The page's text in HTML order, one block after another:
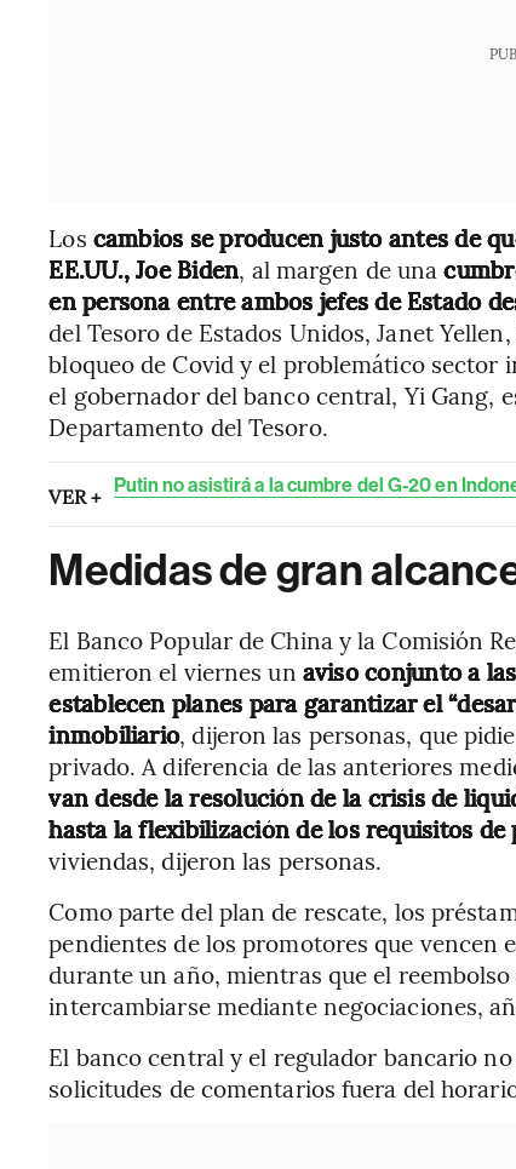
Los cambios se producen justo antes de
EE.UU., Joe Biden, al margen de una
en persona entre ambos jefes de Estado
del Tesoro de Estados Unidos, Janet
bloqueo de Covid y el problemático
el gobernador del banco central, Yi Gang,
Departamento del Tesoro.
VER + Putin no asistirá a la cumbre del G-20 en
Medidas de gran
El Banco Popular de China y la Comisión
emitieron el viernes un aviso conjunto a
establecen planes para garantizar el
inmobiliario, dijeron las personas, que
privado. A diferencia de las anteriores
van desde la resolución de la crisis de
hasta la flexibilización de los requisitos
viviendas, dijeron las personas.
Como parte del plan de rescate, los
pendientes de los promotores que vencen
durante un año, mientras que el
intercambiarse mediante negociaciones,
El banco central y el regulador bancario
solicitudes de comentarios fuera del